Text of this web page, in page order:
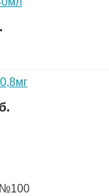
№100